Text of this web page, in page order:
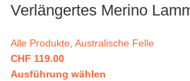
Verlängertes Merino
Alle Produkte Australische Felle
CHF 119.00
Ausführung wählen